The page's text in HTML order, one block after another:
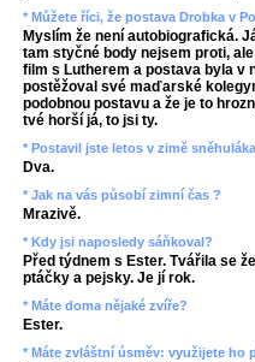
* Můžete říci, že postava Drobka v
Myslím že není autobiografická.
tam styčné body nejsem proti,
film s Lutherem a postava byla v
postěžoval své maďarské
podobnou postavu a že je to
tvé horší já, to jsi ty.
* Postavil jste letos v zimě
Dva.
* Jak na vás působí zimní čas ?
Mrazivě.
* Kdy jsi naposledy sáňkoval?
Před týdnem s Ester. Tvářila se
ptáčky a pejsky. Je jí rok.
* Máte doma nějaké zvíře?
Ester.
* Máte zvláštní úsměv: využijete ho